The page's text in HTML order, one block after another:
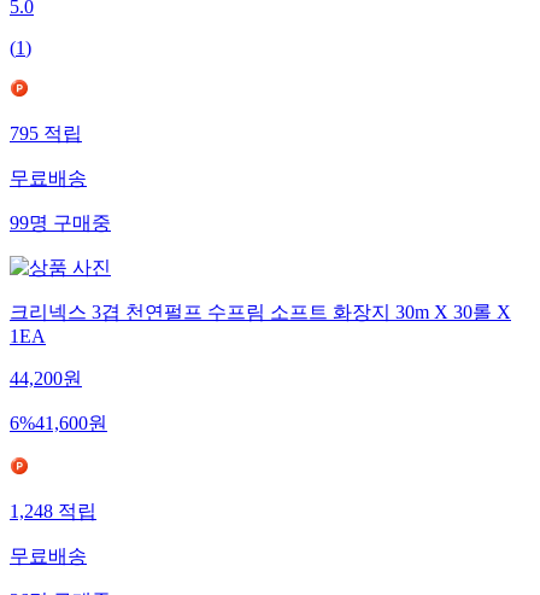
5.0
(1)
795적립
무료배송
99명구매중
크리넥스 3겹 천연펄프 수프림 소프트 화장지 30m X 30롤 X
1EA
44,200원
6%41,600원
1,248적립
무료배송